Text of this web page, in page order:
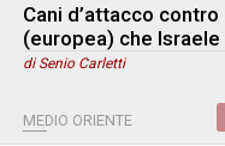
Cani d’attacco contro
(europea) che Israele
di Senio Carletti
MEDIO ORIENTE